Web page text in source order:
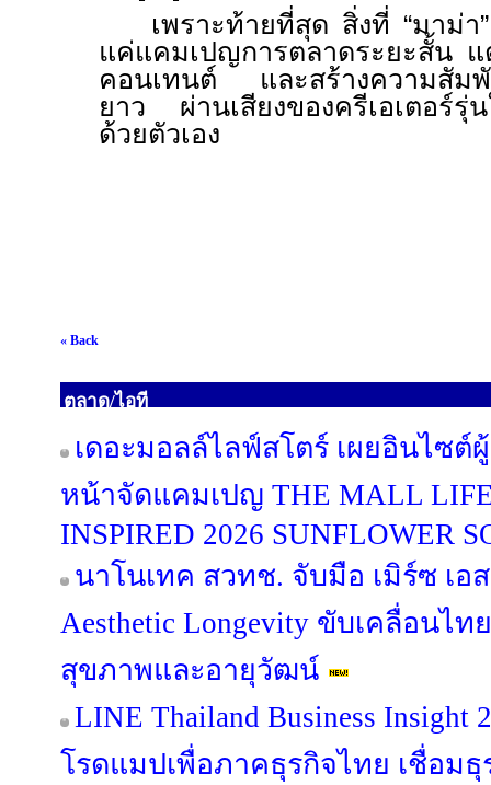
เพราะท้ายที่สุด สิ่งที่ “มาม่
แค่แคมเปญการตลาดระยะสั้น แ
คอนเทนต์ และสร้างความสัมพั
ยาว ผ่านเสียงของครีเอเตอร์รุ่
ด้วยตัวเอง
« Back
ตลาด/ไอที
เดอะมอลล์ไลฟ์สโตร์ เผยอินไซต์
หน้าจัดแคมเปญ THE MALL
INSPIRED 2026 SUNFLOWER
นาโนเทค สวทช. จับมือ เมิร์ซ เอ
Aesthetic Longevity ขับเคลื่อนไ
สุขภาพและอายุวัฒน์
LINE Thailand Business Insight
โรดแมปเพื่อภาคธุรกิจไทย เชื่อม